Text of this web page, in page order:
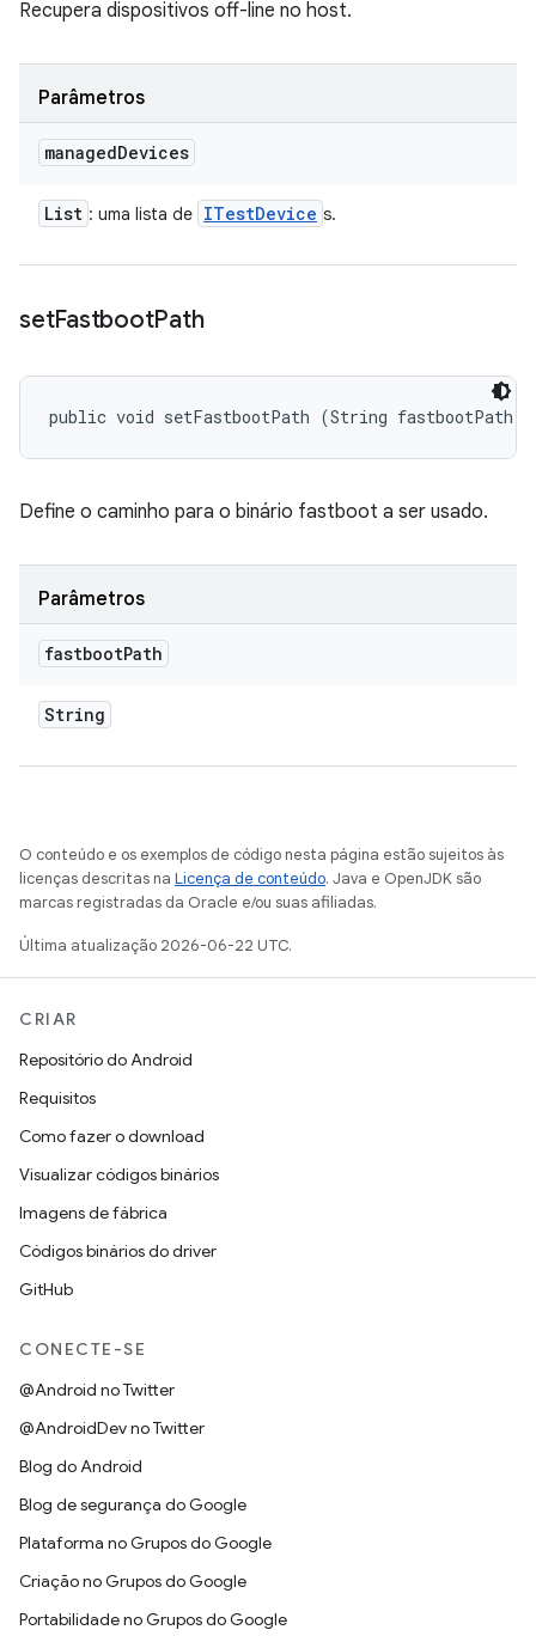
Recupera dispositivos off-line no host.
Parâmetros
managedDevices
List : uma lista de ITestDevice s.
setFastbootPath
public void setFastbootPath (String fastbootPath)
Define o caminho para o binário fastboot a ser usado.
Parâmetros
fastbootPath
String
O conteúdo e os exemplos de código nesta página estão sujeitos às
licenças descritas na Licença de conteúdo. Java e OpenJDK são
marcas registradas da Oracle e/ou suas afiliadas.
Última atualização 2026-06-22 UTC.
CRIAR
Repositório do Android
Requisitos
Como fazer o download
Visualizar códigos binários
Imagens de fábrica
Códigos binários do driver
GitHub
CONECTE-SE
@Android no Twitter
@AndroidDev no Twitter
Blog do Android
Blog de segurança do Google
Plataforma no Grupos do Google
Criação no Grupos do Google
Portabilidade no Grupos do Google